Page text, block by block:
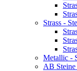
Strass -
Metallic -
AB